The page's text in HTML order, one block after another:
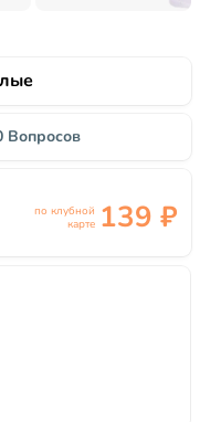
Вопросов
по клубной
карте 139 ₽